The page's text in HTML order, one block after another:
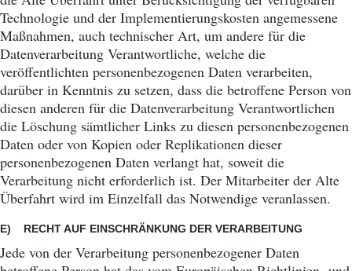
Technologie und der Implementierungskosten angemessene
Maßnahmen, auch technischer Art, um andere für die
Datenverarbeitung Verantwortliche, welche die
veröffentlichten personenbezogenen Daten verarbeiten,
darüber in Kenntnis zu setzen, dass die betroffene Person von
diesen anderen für die Datenverarbeitung Verantwortlichen
die Löschung sämtlicher Links zu diesen personenbezogenen
Daten oder von Kopien oder Replikationen dieser
personenbezogenen Daten verlangt hat, soweit die
Verarbeitung nicht erforderlich ist. Der Mitarbeiter der Alte
Überfahrt wird im Einzelfall das Notwendige veranlassen.
E) RECHT AUF EINSCHRÄNKUNG DER VERARBEITUNG
Jede von der Verarbeitung personenbezogener Daten